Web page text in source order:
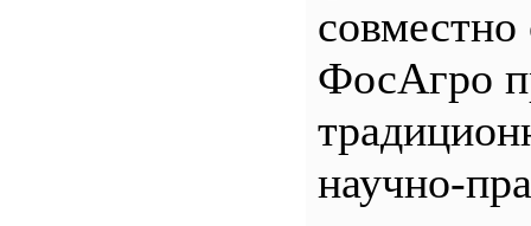
ФосАгро
научно-